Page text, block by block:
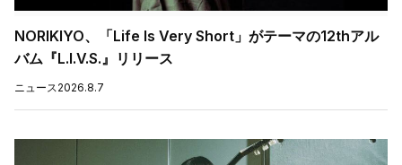
NORIKIYO、「Life Is Very Short」がテーマの12thアル
バム『L.I.V.S.』リリース
ニュース 2026.8.7